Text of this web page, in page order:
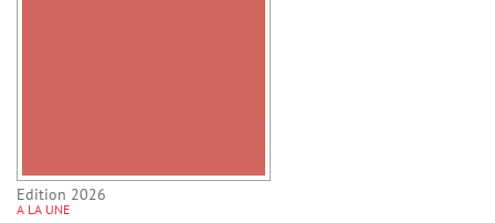
Edition 2026
A LA UNE